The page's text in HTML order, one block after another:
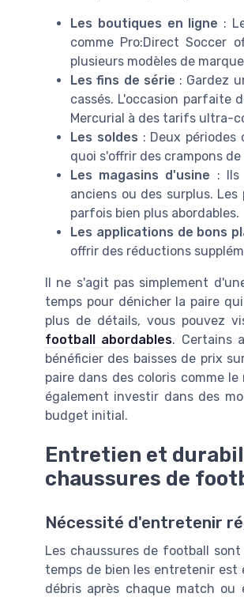
Les boutiques en ligne :
comme Pro:Direct Soccer
plusieurs modèles de
Les fins de série : Gardez
cassés. L'occasion parfaite
Mercurial à des tarifs ultra-
Les soldes : Deux
quoi s'offrir des crampons de
Les magasins d'usine : Ils
anciens ou des surplus.
parfois bien plus abordables.
Les applications de bons
offrir des réductions
Il ne s'agit pas simplement
temps pour dénicher la paire
plus de détails, vous pouvez
football abordables. Certains
bénéficier des baisses de prix
paire dans des coloris comme
également investir dans des
budget initial.
Entretien et
chaussures de
Nécessité d'entretenir
Les chaussures de football
temps de bien les entretenir est
débris après chaque match ou